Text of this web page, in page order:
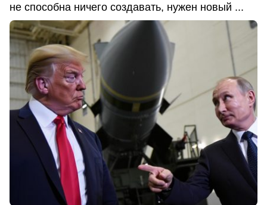
не способна ничего создавать, нужен новый ...